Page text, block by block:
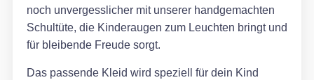
noch unvergesslicher mit unserer handgemachten
Schultüte, die Kinderaugen zum Leuchten bringt und
für bleibende Freude sorgt.
Das passende Kleid wird speziell für dein Kind